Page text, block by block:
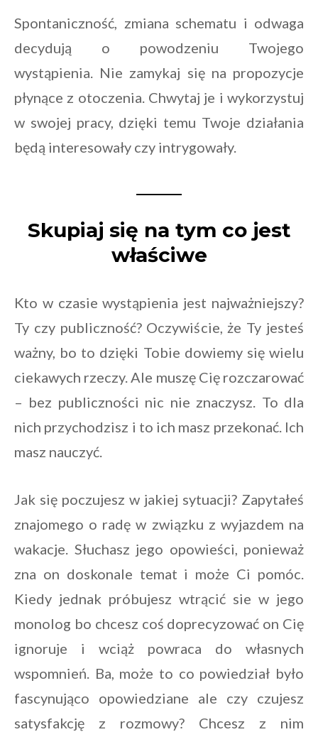
Spontaniczność, zmiana schematu i odwaga
decydują o powodzeniu Twojego
wystąpienia. Nie zamykaj się na propozycje
płynące z otoczenia. Chwytaj je i wykorzystuj
w swojej pracy, dzięki temu Twoje działania
będą interesowały czy intrygowały.
Skupiaj się na tym co jest
właściwe
Kto w czasie wystąpienia jest najważniejszy?
Ty czy publiczność? Oczywiście, że Ty jesteś
ważny, bo to dzięki Tobie dowiemy się wielu
ciekawych rzeczy. Ale muszę Cię rozczarować
– bez publiczności nic nie znaczysz. To dla
nich przychodzisz i to ich masz przekonać. Ich
masz nauczyć.
Jak się poczujesz w jakiej sytuacji? Zapytałeś
znajomego o radę w związku z wyjazdem na
wakacje. Słuchasz jego opowieści, ponieważ
zna on doskonale temat i może Ci pomóc.
Kiedy jednak próbujesz wtrącić sie w jego
monolog bo chcesz coś doprecyzować on Cię
ignoruje i wciąż powraca do własnych
wspomnień. Ba, może to co powiedział było
fascynująco opowiedziane ale czy czujesz
satysfakcję z rozmowy? Chcesz z nim